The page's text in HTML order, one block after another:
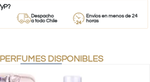
Despacho
a todo Chile
Envíos en menos de 24
horas
DISPONIBLES